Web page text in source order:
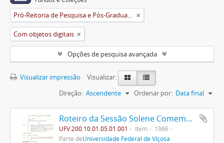
Pró-Reitoria de Pesquisa e Pós-Graduação
Com objetos digitais
Opções de pesquisa avançada
Visualizar impressão
Visualizar:
Ordenar por: Data final
Direção: Ascendente
Roteiro da Sessão Solene Comemorativa do Jubileu de Prata da Pós-Graduação na U.F.V.
UFV.200.10.01.05.01.001 Item
1986
Parte deUniversidade Federal de Viçosa